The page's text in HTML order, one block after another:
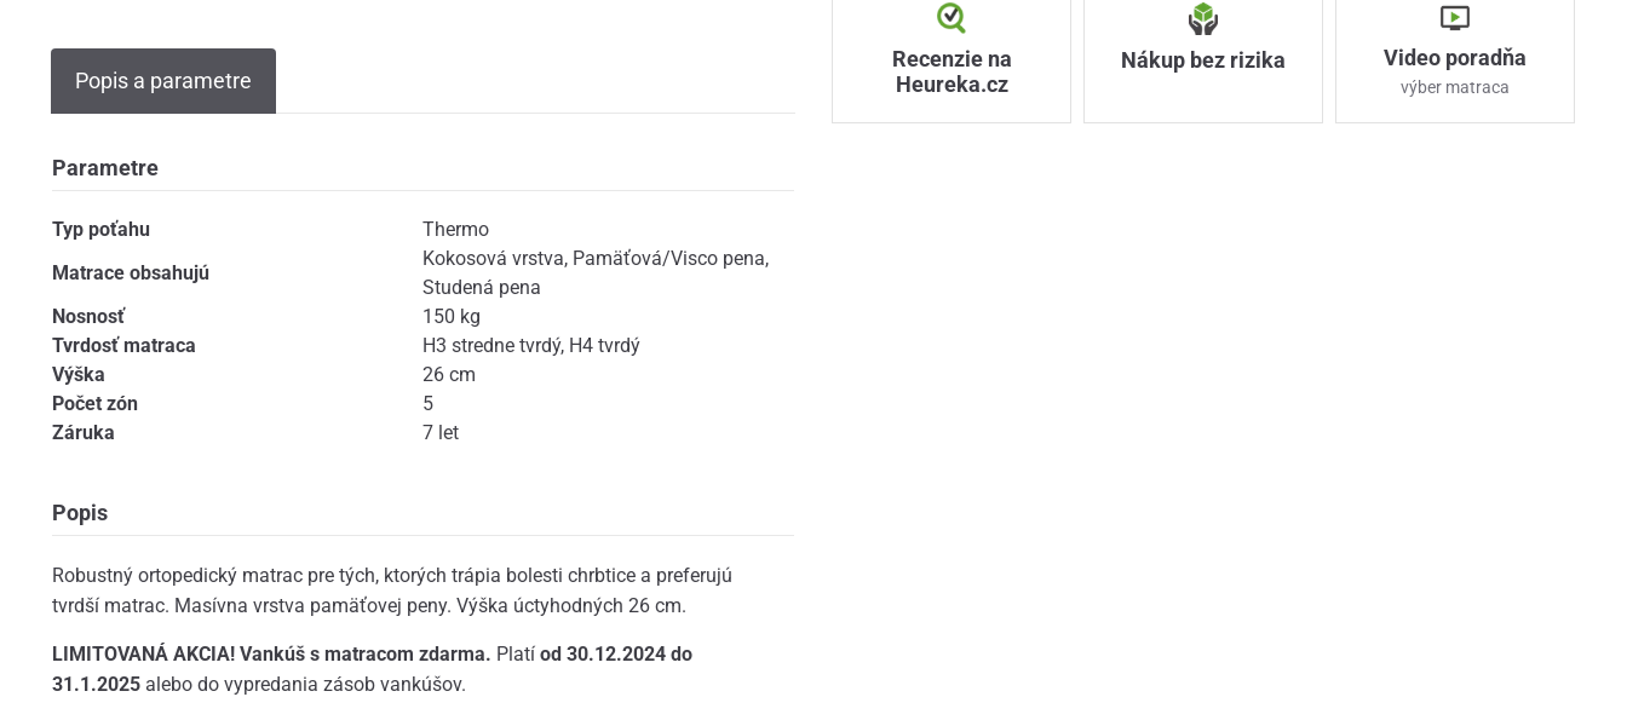
Popis a parametre
Parametre
Typ poťahu
Thermo
Matrace obsahujú
Kokosová vrstva, Pamäťová/Visco pena,
Studená pena
Nosnosť
150 kg
Tvrdosť matraca
H3 stredne tvrdý, H4 tvrdý
Výška
26 cm
Počet zón
5
Záruka
7 let
Popis
Robustný ortopedický matrac pre tých, ktorých trápia bolesti chrbtice a preferujú
tvrdší matrac. Masívna vrstva pamäťovej peny. Výška úctyhodných 26 cm.
LIMITOVANÁ AKCIA! Vankúš s matracom zdarma. Platí od 30.12.2024 do
31.1.2025alebo do vypredania zásob vankúšov.
Recenzie na
Heureka.cz
Nákup bez rizika Video poradňa
výber matraca